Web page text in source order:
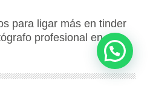
para ligar más en tinder
profesional en